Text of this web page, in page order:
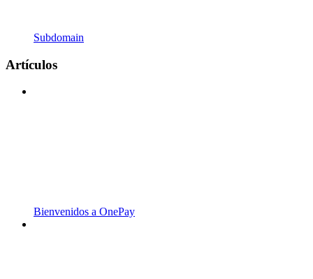
Subdomain
Artículos
Bienvenidos a OnePay